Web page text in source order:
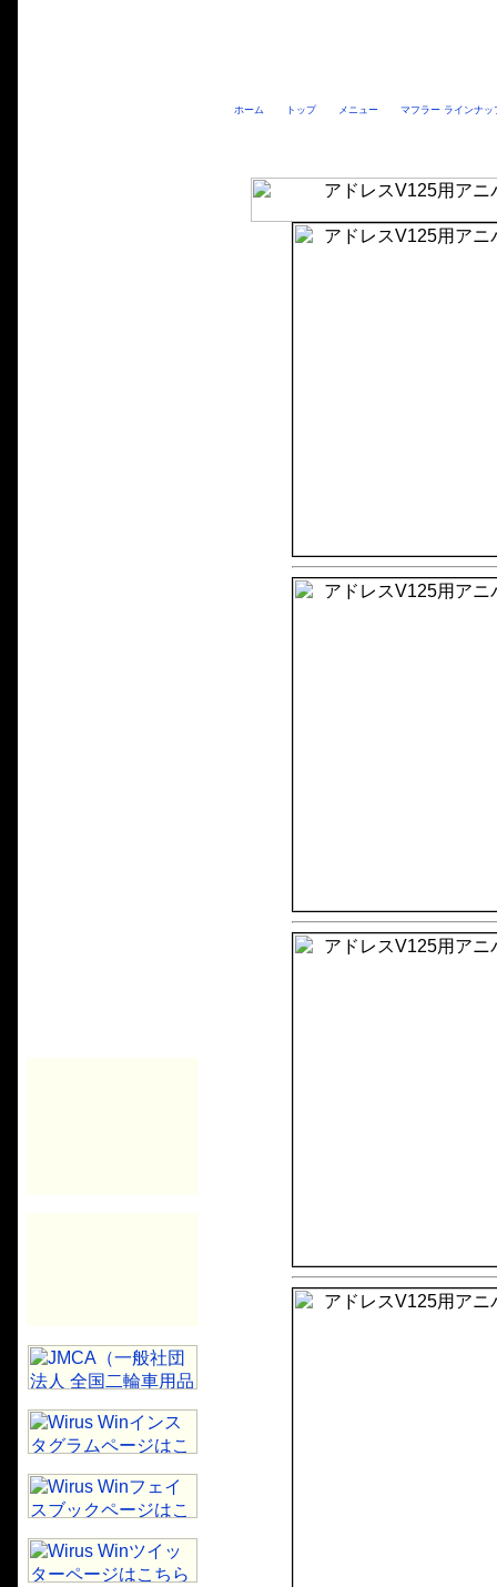
ホーム トップ メニュー マフラー ラインナッ